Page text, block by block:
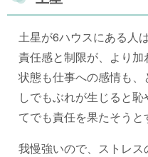
土星が6ハウスにある人
責任感と制限が、より
状態も仕事への感情も
しでもぶれが生じると
てでも責任を果たそうと
我慢強いので、ストレ